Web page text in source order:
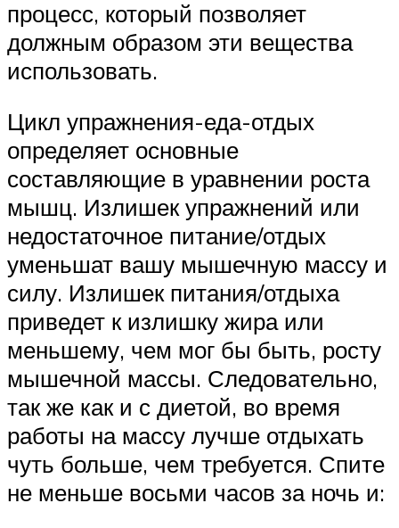
процесс, который позволяет
должным образом эти вещества
использовать.
Цикл упражнения-еда-отдых
определяет основные
составляющие в уравнении роста
мышц. Излишек упражнений или
недостаточное питание/отдых
уменьшат вашу мышечную массу и
силу. Излишек питания/отдыха
приведет к излишку жира или
меньшему, чем мог бы быть, росту
мышечной массы. Следовательно,
так же как и с диетой, во время
работы на массу лучше отдыхать
чуть больше, чем требуется. Спите
не меньше восьми часов за ночь и: